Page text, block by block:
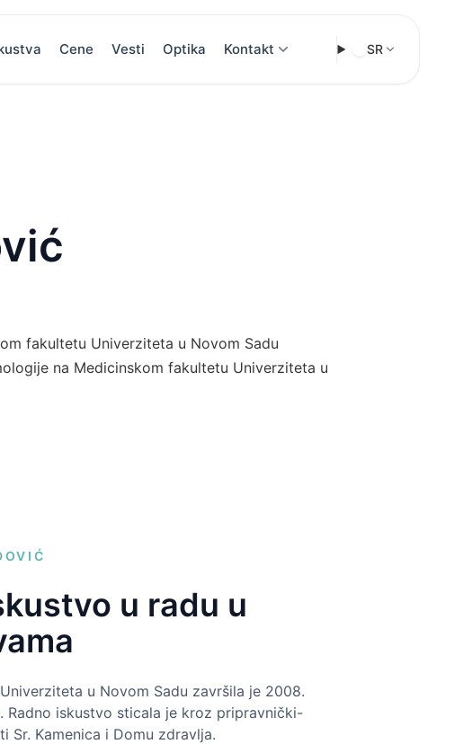
Cene Vesti Optika Kontakt SR
fakultetu Univerziteta u Novom Sadu
na Medicinskom fakultetu Univerziteta u
u radu u
u Novom Sadu završila je 2008.
iskustvo sticala je kroz pripravnički-
Sr. Kamenica i Domu zdravlja.